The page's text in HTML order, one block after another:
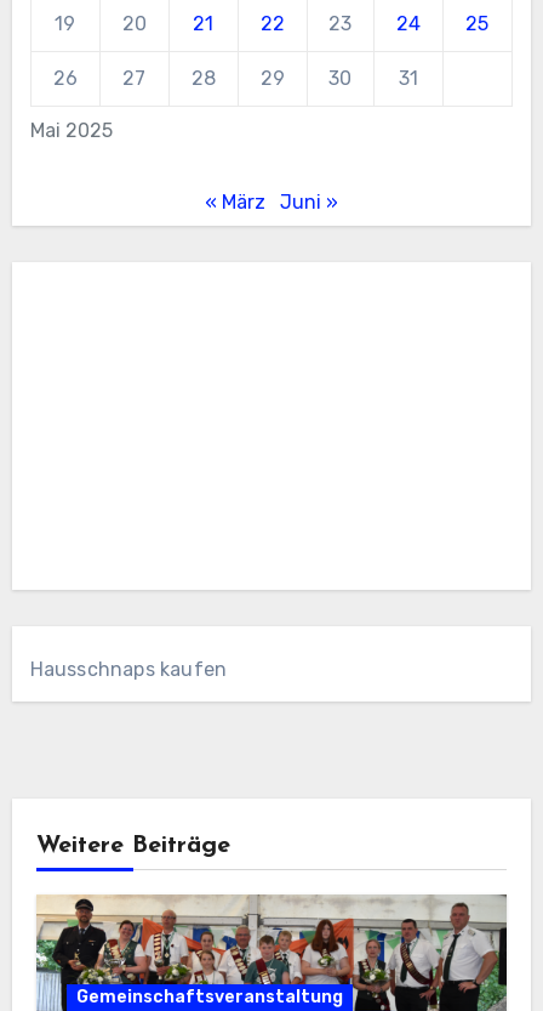
Mai 2025
19 20 21 22 23 24 25
26 27 28 29 30 31
« März Juni »
Hausschnaps kaufen
Weitere Beiträge
Gemeinschaftsveranstaltung